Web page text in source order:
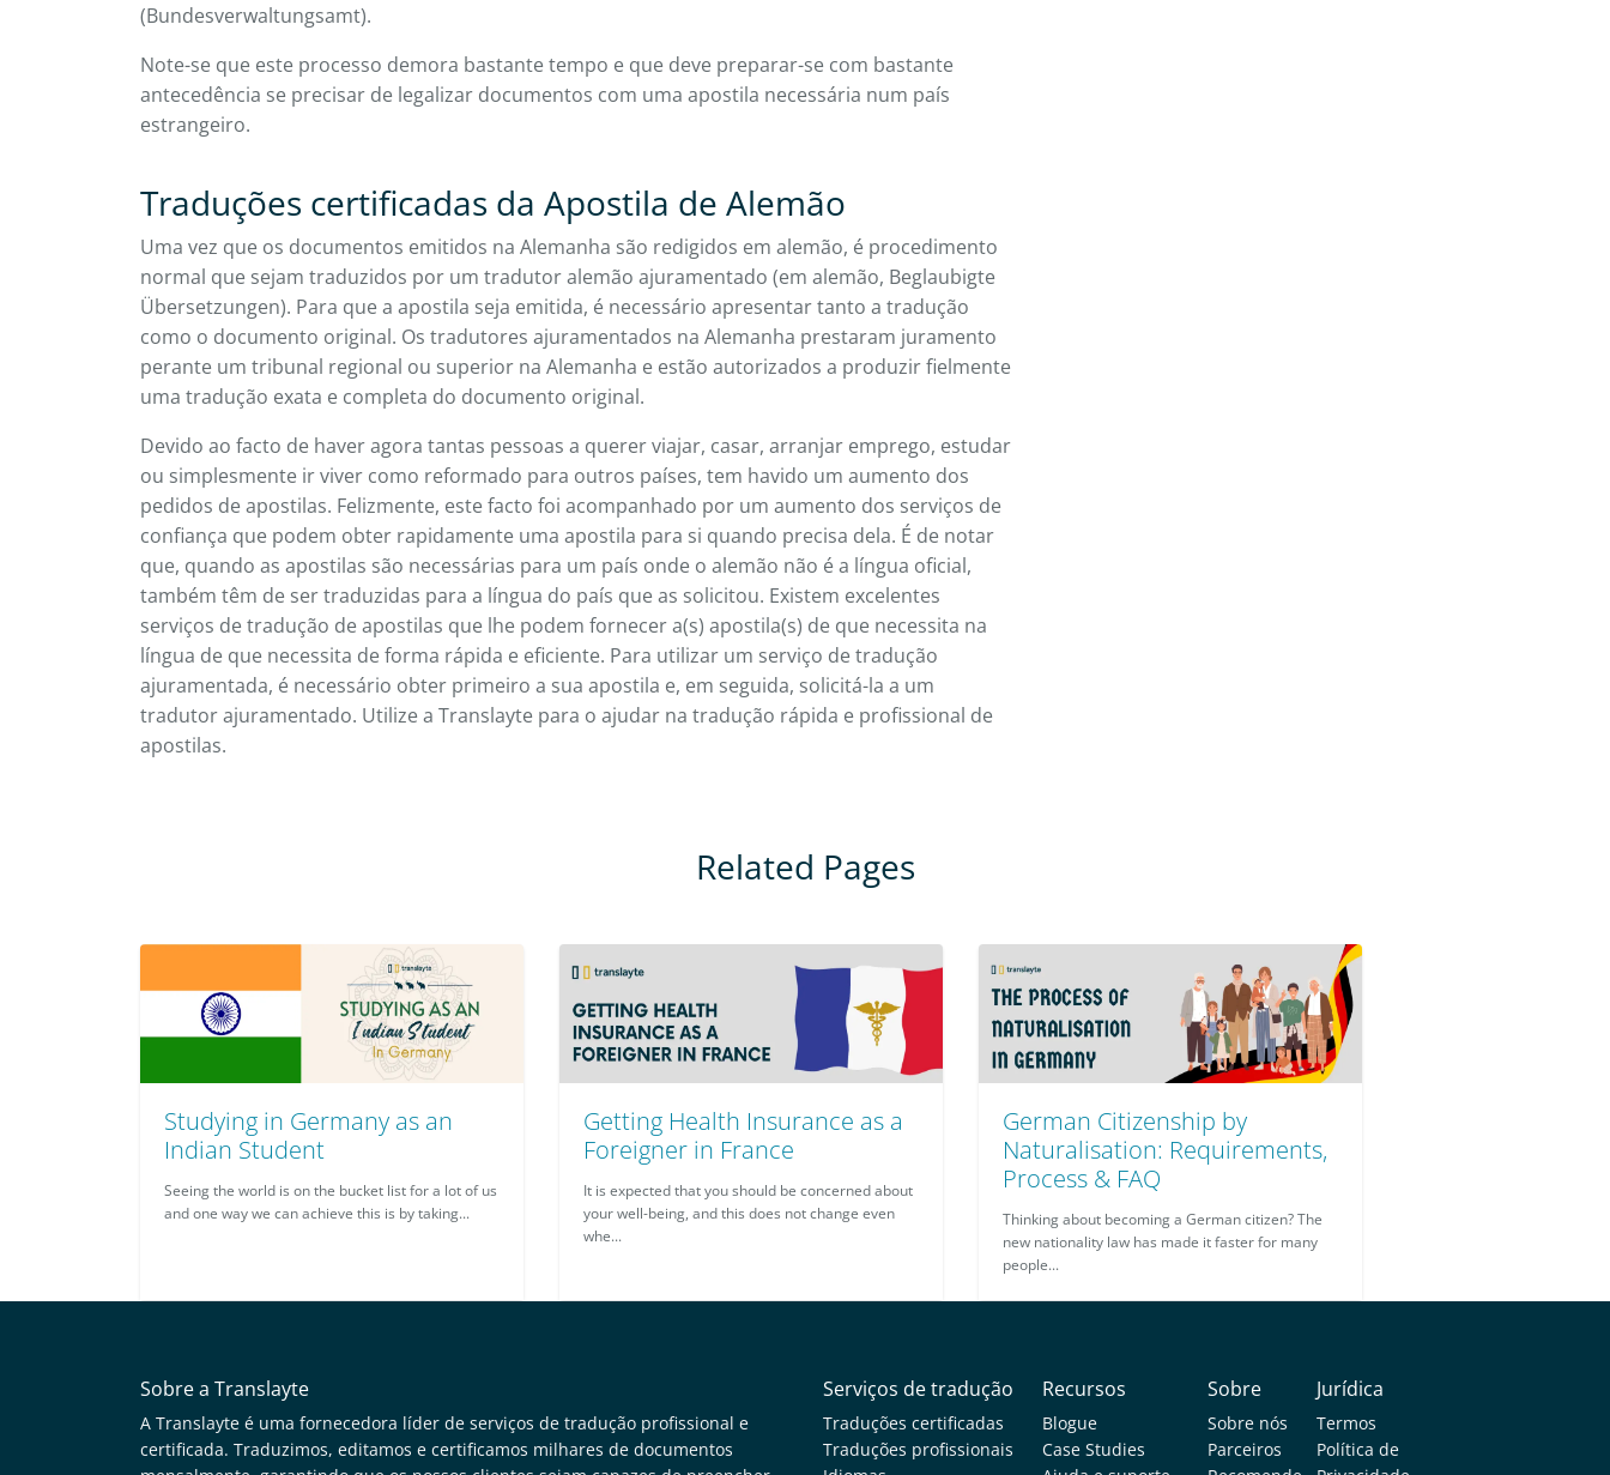
(Bundesverwaltungsamt).
Note-se que este processo demora bastante tempo e que deve preparar-se com bastante
antecedência se precisar de legalizar documentos com uma apostila necessária num país
estrangeiro.
Traduções certificadas da Apostila de Alemão
Uma vez que os documentos emitidos na Alemanha são redigidos em alemão, é procedimento
normal que sejam traduzidos por um tradutor alemão ajuramentado (em alemão, Beglaubigte
Übersetzungen). Para que a apostila seja emitida, é necessário apresentar tanto a tradução
como o documento original. Os tradutores ajuramentados na Alemanha prestaram juramento
perante um tribunal regional ou superior na Alemanha e estão autorizados a produzir fielmente
uma tradução exata e completa do documento original.
Devido ao facto de haver agora tantas pessoas a querer viajar, casar, arranjar emprego, estudar
ou simplesmente ir viver como reformado para outros países, tem havido um aumento dos
pedidos de apostilas. Felizmente, este facto foi acompanhado por um aumento dos serviços de
confiança que podem obter rapidamente uma apostila para si quando precisa dela. É de notar
que, quando as apostilas são necessárias para um país onde o alemão não é a língua oficial,
também têm de ser traduzidas para a língua do país que as solicitou. Existem excelentes
serviços de tradução de apostilas que lhe podem fornecer a(s) apostila(s) de que necessita na
língua de que necessita de forma rápida e eficiente. Para utilizar um serviço de tradução
ajuramentada, é necessário obter primeiro a sua apostila e, em seguida, solicitá-la a um
tradutor ajuramentado. Utilize a Translayte para o ajudar na tradução rápida e profissional de
apostilas.
Related Pages
Studying in Germany as an
Indian Student
Seeing the world is on the bucket list for a lot of us
and one way we can achieve this is by taking...
Getting Health Insurance as a
Foreigner in France
It is expected that you should be concerned about
your well-being, and this does not change even
whe...
German Citizenship by
Naturalisation: Requirements,
Process & FAQ
Thinking about becoming a German citizen? The
new nationality law has made it faster for many
people...
Sobre a Translayte
A Translayte é uma fornecedora líder de serviços de tradução profissional e
certificada. Traduzimos, editamos e certificamos milhares de documentos
Serviços de tradução
Traduções certificadas
Traduções profissionais
Recursos
Blogue
Case Studies
Sobre
Sobre nós
Parceiros
Jurídica
Termos
Política de